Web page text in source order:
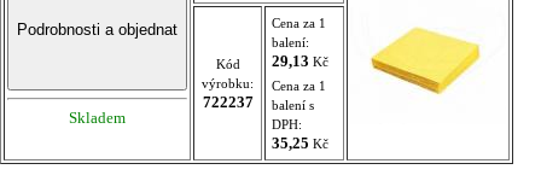
Skladem
Kód
výrobku:
722237
Cena za 1
balení:
29,13 Kč
Cena za 1
balení s
DPH:
35,25 Kč